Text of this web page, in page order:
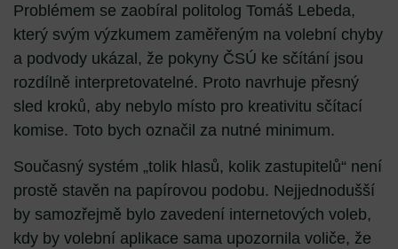
Problémem se zaobíral politolog Tomáš Lebeda,
který svým výzkumem zaměřeným na volební chyby
a podvody ukázal, že pokyny ČSÚ ke sčítání jsou
rozdílně interpretovatelné. Proto navrhuje přesný
sled kroků, aby nebylo místo pro kreativitu sčítací
komise. Toto bych označil za nutné minimum.
Současný systém „tolik hlasů, kolik zastupitelů“ není
prostě stavěn na papírovou podobu. Nejjednodušší
by samozřejmě bylo zavedení internetových voleb,
kdy by volební aplikace sama upozornila voliče, že